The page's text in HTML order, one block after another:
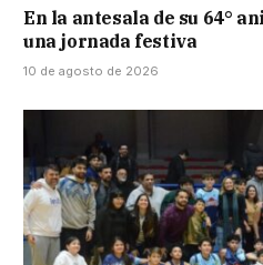
En la antesala de su 64°
una jornada festiva
10 de agosto de 2026